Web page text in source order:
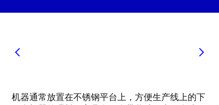
机器通常放置在不锈钢平台上，方便生产线上的下